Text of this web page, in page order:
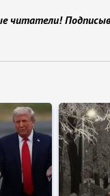
читатели!